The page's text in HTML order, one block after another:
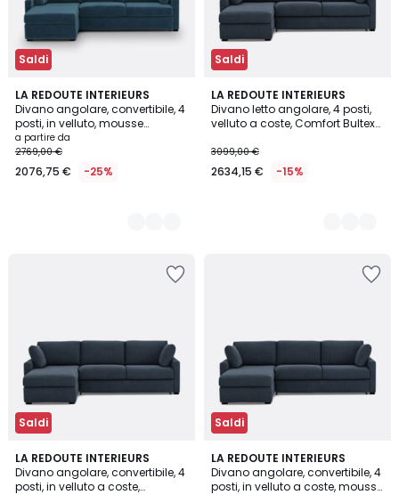
Saldi
LA REDOUTE INTERIEURS
Divano angolare, convertibile, 4
posti, in velluto, mousse
Premium HR, TIMOR
a partire da
2769,00 €
2076,75 € -25%
7
Colori
Saldi
LA REDOUTE INTERIEURS
Divano letto angolare, 4 posti,
velluto a coste, Comfort Bultex®
3099,00 €
2634,15 € -15%
5
Colori
Saldi
LA REDOUTE INTERIEURS
Divano angolare, convertibile, 4
posti, in velluto a coste,
5
Colori
Saldi
LA REDOUTE INTERIEURS
Divano angolare, convertibile, 4
posti, in velluto a coste, mousse
5
Colori